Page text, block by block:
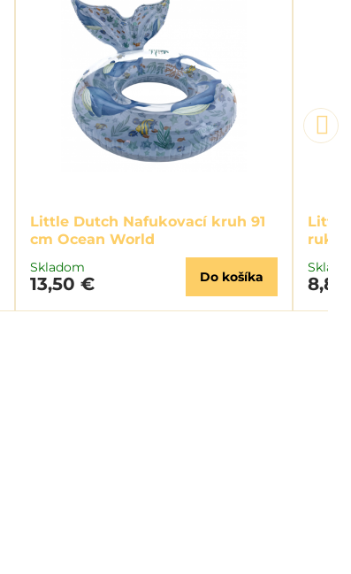
Little Dutch Nafukovací kruh 91
cm Ocean World
Skladom
13,50 € Do košíka
Little